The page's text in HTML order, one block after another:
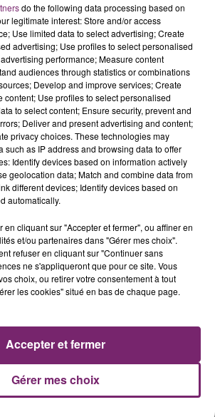
La Bulle - Guinguette éphémère
Frelinghien !
do the following data processing based on
legitimate interest: Store and/or access
Use limited data to select advertising; Create
advertising; Use profiles to select personalised
performance; Measure content
audiences through statistics or combinations
Develop and improve services; Create
content; Use profiles to select personalised
to select content; Ensure security, prevent and
Deliver and present advertising and content;
privacy choices. These technologies may
such as IP address and browsing data to offer
Identify devices based on information actively
geolocation data; Match and combine data from
different devices; Identify devices based on
automatically.
en cliquant sur "Accepter et fermer", ou affiner en
et/ou partenaires dans "Gérer mes choix".
refuser en cliquant sur "Continuer sans
ne s'appliqueront que pour ce site. Vous
choix, ou retirer votre consentement à tout
les cookies" situé en bas de chaque page.
Gérer mes choix
Accepter et fermer